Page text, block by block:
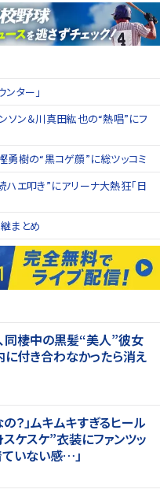
ター」
ンソン＆川真田紘也の“熱唱”にフ
勇樹の“黒コゲ顔”に総ツッコミ
エ叩き”にアリーナ大熱狂「日
まとめ
同棲中の黒髪“美人”彼女
に付き合わなかったら消え
？」ムキムキすぎるヒール
ケスケ”衣装にファンツッ
ていない感…」